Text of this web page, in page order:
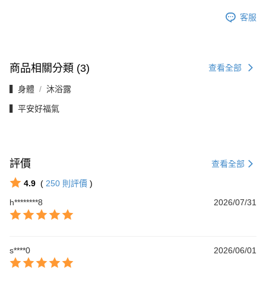
客服
商品相關分類 (3) 查看全部
▍身體 沐浴露
▍平安好福氣
評價 查看全部
4.9 ( 250 則評價 )
h********8
2026/07/31
s****0 2026/06/01